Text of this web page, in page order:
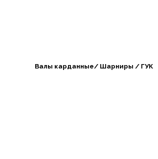
Валы карданные/ Шарниры / ГУК